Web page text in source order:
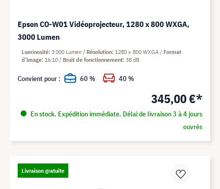
Epson CO-W01 Vidéoprojecteur, 1280 x 800 WXGA,
3000 Lumen
345,00 €*
En stock. Expédition immédiate. Délai de livraison 3 à 4 jours
ouvrés
Luminosité 3 000 Lumen Résolution 1280 x 800 WXGA
Format
d’image 16:10 Bruit de fonctionnement 38 dB
Convient pour : 60 % 40 %
Livraison gratuite